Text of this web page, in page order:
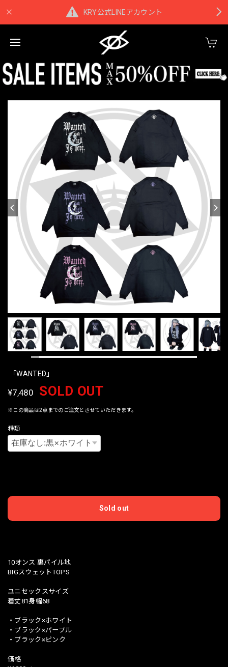
KRY公式LINEアカウント
「WANTED」
¥7,480 SOLD OUT
※この商品は2点までのご注文とさせていただきます。
種類
Sold out
10オンス 裏パイル地
BIGスウェットTOPS
ユニセックスサイズ
着丈81身幅68
・ブラック×ホワイト
・ブラック×パープル
・ブラック×ピンク
価格